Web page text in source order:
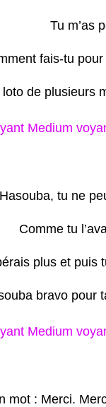
Tu m’as
fais-tu
de plusieurs
Medium
tu ne
Comme tu
plus et puis
bravo
Medium
mot : Merci.